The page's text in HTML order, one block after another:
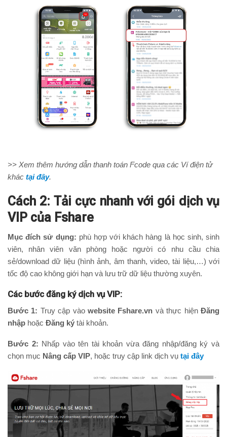
>> Xem thêm hướng dẫn thanh toán Fcode qua các Ví điện tử
khác tại đây.
Cách 2: Tải cực nhanh với gói dịch vụ
VIP của Fshare
Mục đích sử dụng: phù hợp với khách hàng là học sinh, sinh
viên, nhân viên văn phòng hoặc người có nhu cầu chia
sẻ/download dữ liệu (hình ảnh, âm thanh, video, tài liệu,…) với
tốc độ cao không giới hạn và lưu trữ dữ liệu thường xuyên.
Các bước đăng ký dịch vụ VIP:
Bước 1: Truy cập vàowebsite Fshare.vn và thực hiệnĐăng
nhập hoặc Đăng ký tài khoản.
Bước 2: Nhấp vào tên tài khoản vừa đăng nhập/đăng ký và
chọn mục Nâng cấp VIP, hoặc truy cập link dịch vụ tại đây